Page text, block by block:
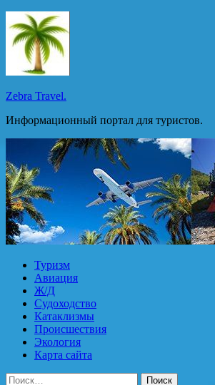
Перейти
к
содержимому
Zebra Travel.
Информационный портал для туристов.
Туризм
Авиация
Ж/Д
Судоходство
Катаклизмы
Происшествия
Экология
Карта сайта
Найти: